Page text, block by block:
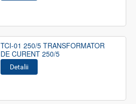
TCI-01 250/5 TRANSFORMATOR
DE CURENT 250/5
Detalii